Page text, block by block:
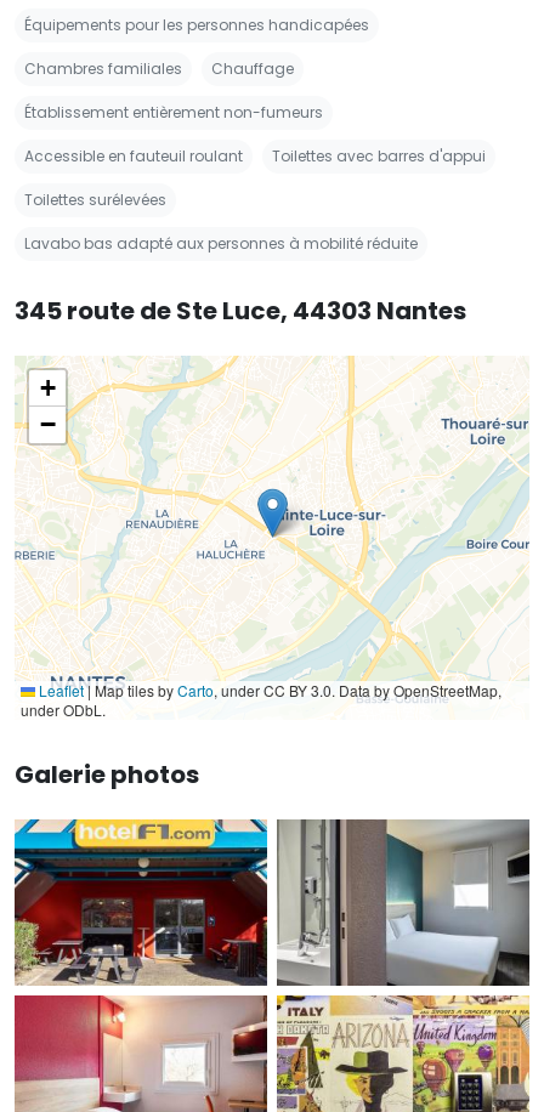
Équipements pour les personnes handicapées
Chambres familiales Chauffage
Établissement entièrement non-fumeurs
Accessible en fauteuil roulant Toilettes avec barres d'appui
Toilettes surélevées
Lavabo bas adapté aux personnes à mobilité réduite
345 route de Ste Luce, 44303 Nantes
+
−
Leaflet| Map tiles byCarto, under CC BY 3.0. Data by OpenStreetMap,
under ODbL.
Galerie photos